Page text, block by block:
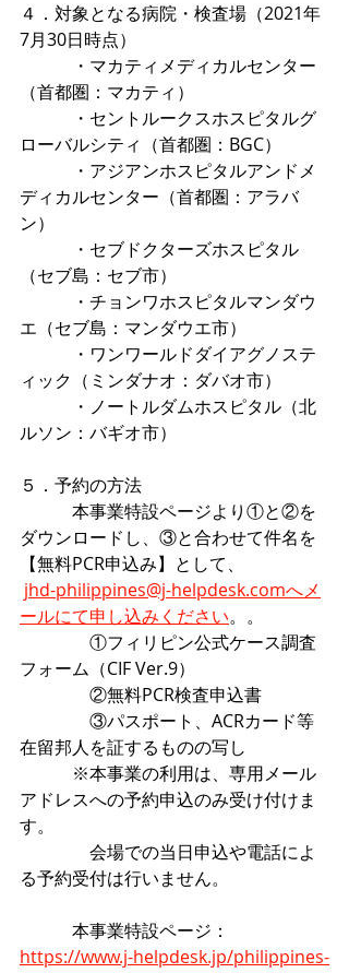
４．対象となる病院・検査場（2021年
7月30日時点）
・マカティメディカルセンター
（首都圏：マカティ）
・セントルークスホスピタルグ
ローバルシティ（首都圏：BGC）
・アジアンホスピタルアンドメ
ディカルセンター（首都圏：アラバ
ン）
・セブドクターズホスピタル
（セブ島：セブ市）
・チョンワホスピタルマンダウ
エ（セブ島：マンダウエ市）
・ワンワールドダイアグノステ
ィック（ミンダナオ：ダバオ市）
・ノートルダムホスピタル（北
ルソン：バギオ市）
５．予約の方法
本事業特設ページより①と②を
ダウンロードし、③と合わせて件名を
【無料PCR申込み】として、
jhd-philippines@j-helpdesk.comへメ
ールにて申し込みください。。
①フィリピン公式ケース調査
フォーム（CIF Ver.9）
②無料PCR検査申込書
③パスポート、ACRカード等
在留邦人を証するものの写し
※本事業の利用は、専用メール
アドレスへの予約申込のみ受け付けま
す。
会場での当日申込や電話によ
る予約受付は行いません。
本事業特設ページ：
https://www.j-helpdesk.jp/philippines-